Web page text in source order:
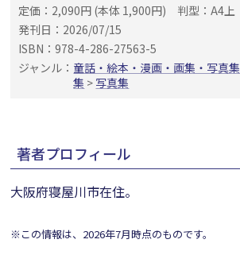
定価：2,090円 (本体 1,900円) 判型：A4上
発刊日：2026/07/15
ISBN：978-4-286-27563-5
ジャンル： 童話・絵本・漫画・画集・写真集
集 > 写真集
著者プロフィール
大阪府寝屋川市在住。
※この情報は、2026年7月時点のものです。